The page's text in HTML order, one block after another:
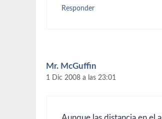
Responder
Mr. McGuffin
1 Dic 2008 a las 23:01